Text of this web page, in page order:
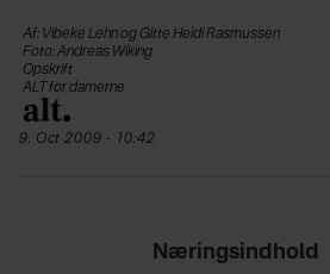
Af: Vibeke Lehn og Gitte Heidi Rasmussen
Foto: Andreas Wiking
Opskrift
ALT for damerne
9. Oct 2009 - 10:42
Næringsindhold